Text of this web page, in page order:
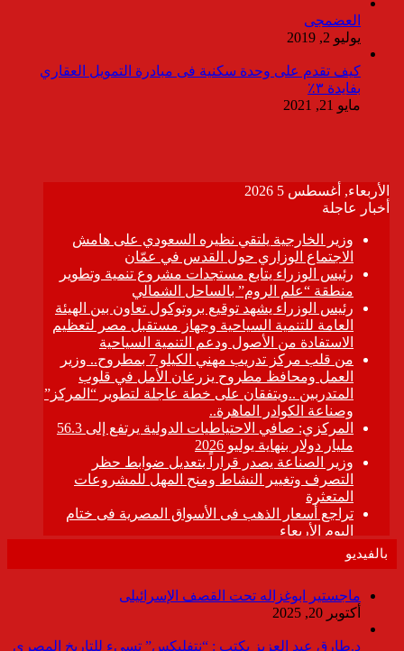
العضمجى
يوليو 2, 2019
كيف تقدم على وحدة سكنية فى مبادرة التمويل العقاري
بفايدة ٣٪
مايو 21, 2021
بالفيديو
ماجستير ابوغزاله تحت القصف الإسرائيلى
أكتوبر 20, 2025
د.طارق عبد العزيز يكتب : “نتفليكس” تسىء للتاريخ المصرى